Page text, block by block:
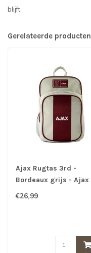
blijft.
Gerelateerde producten
Ajax Rugtas 3rd -
Bordeaux grijs - Ajax
Rugzak Medium
€26,99